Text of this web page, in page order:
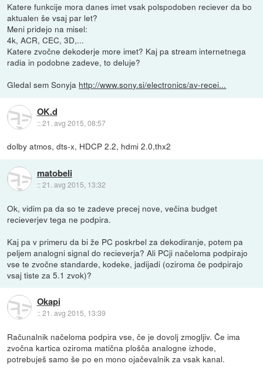
Katere funkcije mora danes imet vsak polspodoben reciever da bo
aktualen še vsaj par let?
Meni pridejo na misel:
4k, ACR, CEC, 3D,...
Katere zvočne dekoderje more imet? Kaj pa stream internetnega
radia in podobne zadeve, to deluje?
Gledal sem Sonyja http://www.sony.si/electronics/av-recei...
OK.d
::21. avg 2015, 08:57
dolby atmos, dts-x, HDCP 2.2, hdmi 2.0,thx2
matobeli
::21. avg 2015, 13:32
Ok, vidim pa da so te zadeve precej nove, večina budget
recieverjev tega ne podpira.
Kaj pa v primeru da bi že PC poskrbel za dekodiranje, potem pa
peljem analogni signal do recieverja? Ali PCji načeloma podpirajo
vse te zvočne standarde, kodeke, jadijadi (oziroma če podpirajo
vsaj tiste za 5.1 zvok)?
Okapi
::21. avg 2015, 13:39
Računalnik načeloma podpira vse, če je dovolj zmogljiv. Če ima
zvočna kartica oziroma matična plošča analogne izhode,
potrebuješ samo še po en mono ojačevalnik za vsak kanal.